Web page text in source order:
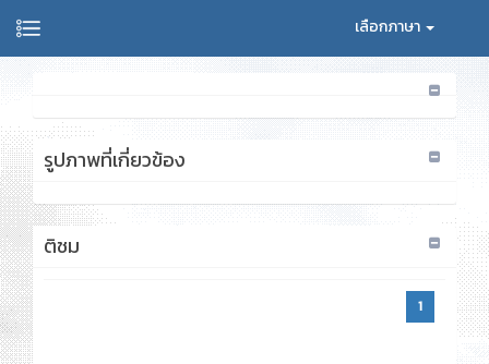
เลือกภาษา
รูปภาพที่เกี่ยวข้อง
ติชม
1